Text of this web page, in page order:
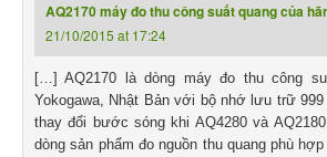
AQ2170 máy đo thu công suất quang của
21/10/2015 at 17:24
[…] AQ2170 là dòng máy đo thu công
Yokogawa, Nhật Bản với bộ nhớ lưu trữ
thay đổi bước sóng khi AQ4280 và
dòng sản phẩm đo nguồn thu quang phù